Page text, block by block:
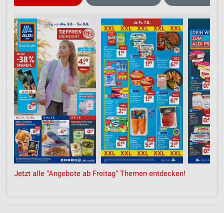
Jetzt alle "Angebote ab Freitag" Themen entdecken!